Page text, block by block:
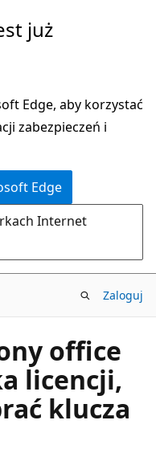
już
Edge, aby korzystać
zabezpieczeń i
Edge
Internet
Zaloguj
office
licencji,
klucza